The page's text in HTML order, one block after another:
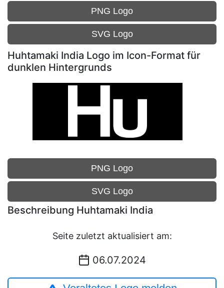
PNG Logo
SVG Logo
Huhtamaki India Logo im Icon-Format für
dunklen Hintergrunds
PNG Logo
SVG Logo
Beschreibung Huhtamaki India
Seite zuletzt aktualisiert am:
06.07.2024